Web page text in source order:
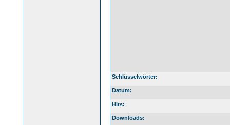
Schlüsselwörter:
Datum:
Hits:
Downloads: